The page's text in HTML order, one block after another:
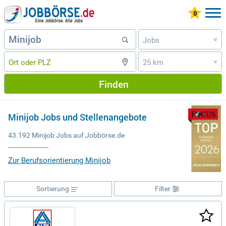
Jobs »
25 km »
Finden
Minijob Jobs und Stellenangebote
43.192 Minijob Jobs auf Jobbörse.de
Zur Berufsorientierung Minijob
Filter
Sortierung